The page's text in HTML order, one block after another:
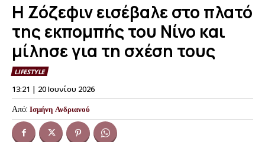
Η Ζόζεφιν εισέβαλε στο πλατό
της εκπομπής του Νίνο και
μίλησε για τη σχέση τους
LIFESTYLE
13:21 | 20 Ιουνίου 2026
Από: Ισμήνη Ανδριανού